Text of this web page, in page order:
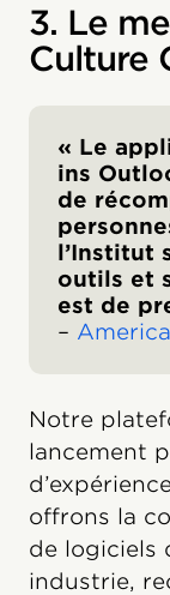
3. Le
Culture
« Le
ins
de
l’Institut
outils et
est de
–
Notre
lancement
offrons la
de logiciels
industrie,